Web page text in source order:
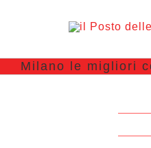
Milano le migliori